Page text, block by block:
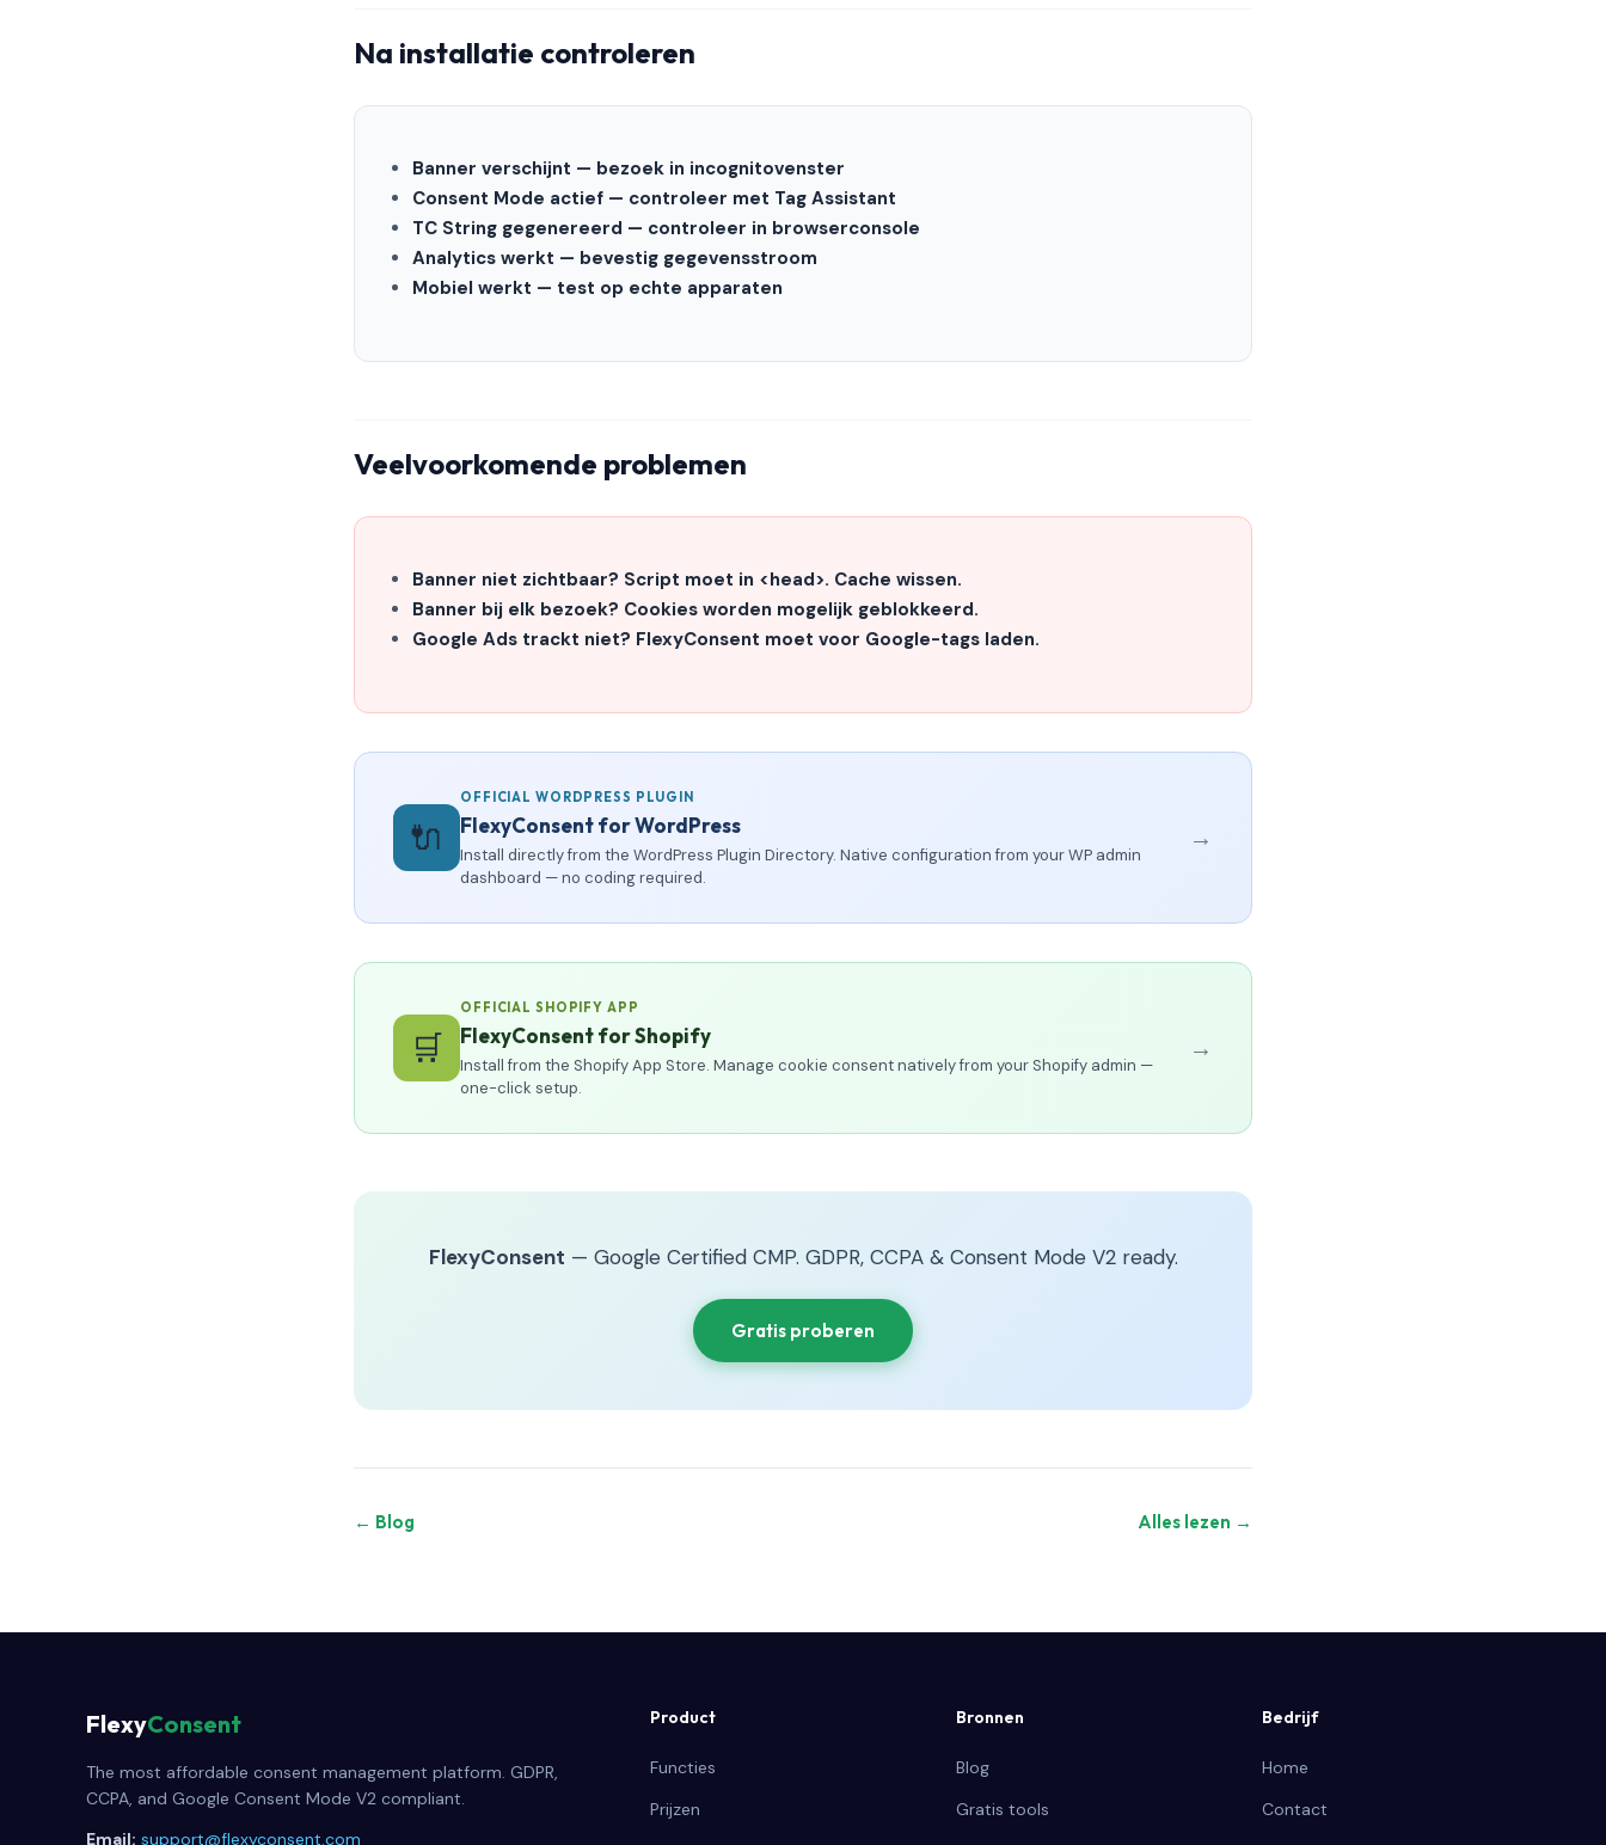
Na installatie controleren
Banner verschijnt — bezoek in incognitovenster
Consent Mode actief — controleer met Tag Assistant
TC String gegenereerd — controleer in browserconsole
Analytics werkt — bevestig gegevensstroom
Mobiel werkt — test op echte apparaten
Veelvoorkomende problemen
Banner niet zichtbaar? Script moet in <head>. Cache wissen.
Banner bij elk bezoek? Cookies worden mogelijk geblokkeerd.
Google Ads trackt niet? FlexyConsent moet voor Google-tags laden.
🔌
OFFICIAL WORDPRESS PLUGIN
FlexyConsent for WordPress
Install directly from the WordPress Plugin Directory. Native configuration from your WP admin
dashboard — no coding required.
→
🛒
OFFICIAL SHOPIFY APP
FlexyConsent for Shopify
Install from the Shopify App Store. Manage cookie consent natively from your Shopify admin —
one-click setup.
→
FlexyConsent — Google Certified CMP. GDPR, CCPA & Consent Mode V2 ready.
Gratis proberen
← Blog Alles lezen →
FlexyConsent
The most affordable consent management platform. GDPR,
CCPA, and Google Consent Mode V2 compliant.
Email: support@flexyconsent.com
Product
Functies
Prijzen
Bronnen
Blog
Gratis tools
Bedrijf
Home
Contact